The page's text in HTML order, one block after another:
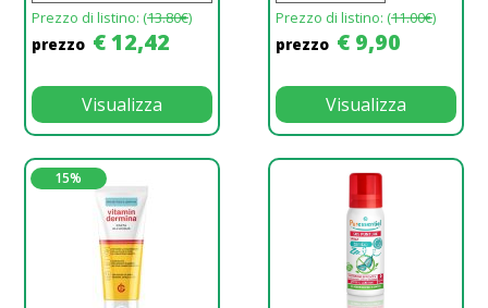
Prezzo di listino: (13.80€)
prezzo € 12,42
Visualizza
Prezzo di listino: (11.00€)
prezzo € 9,90
Visualizza
15%